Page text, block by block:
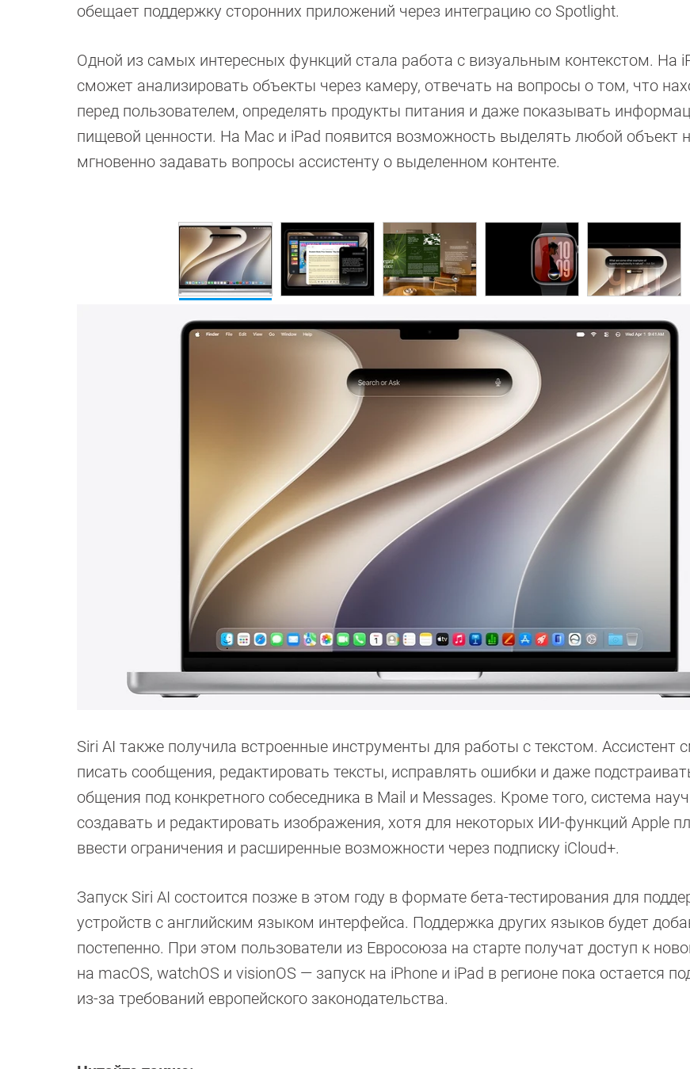
обещает поддержку сторонних приложений через интеграцию со Spotlight.
Одной из самых интересных функций стала работа с визуальным контекстом. На
сможет анализировать объекты через камеру, отвечать на вопросы о том, что
перед пользователем, определять продукты питания и даже показывать
пищевой ценности. На Mac и iPad появится возможность выделять любой объект
мгновенно задавать вопросы ассистенту о выделенном контенте.
Siri AI также получила встроенные инструменты для работы с текстом. Ассистент
писать сообщения, редактировать тексты, исправлять ошибки и даже
общения под конкретного собеседника в Mail и Messages. Кроме того, система
создавать и редактировать изображения, хотя для некоторых ИИ-функций Apple
ввести ограничения и расширенные возможности через подписку iCloud+.
Запуск Siri AI состоится позже в этом году в формате бета-тестирования для
устройств с английским языком интерфейса. Поддержка других языков будет
постепенно. При этом пользователи из Евросоюза на старте получат доступ к
на macOS, watchOS и visionOS — запуск на iPhone и iPad в регионе пока остается
из-за требований европейского законодательства.